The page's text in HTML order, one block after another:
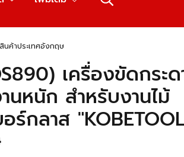
ค้าประเทศอังกฤษ
เครื่องขัดกระ
หนัก สำหรับงานไม้
กลาส